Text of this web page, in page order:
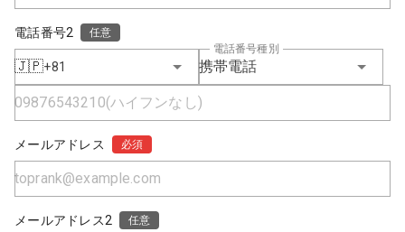
電話番号2 任意
🇯🇵+81 携帯電話
電話番号種別
メールアドレス 必須
メールアドレス2 任意